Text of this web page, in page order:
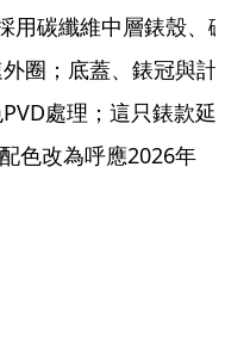
用碳纖維中層錶殼、
圈；底蓋、錶冠與計
處理；這只錶款延
色改為呼應2026年